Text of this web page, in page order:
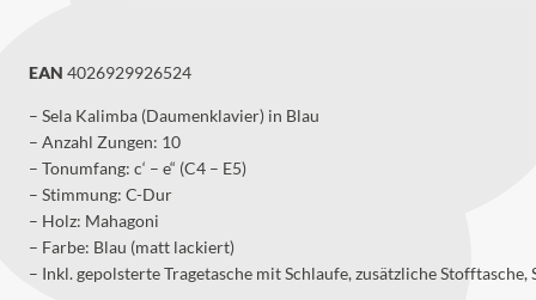
EAN 4026929926524
– Sela Kalimba (Daumenklavier) in Blau
– Anzahl Zungen: 10
– Tonumfang: c‘ – e“ (C4 – E5)
– Stimmung: C-Dur
– Holz: Mahagoni
– Farbe: Blau (matt lackiert)
– Inkl. gepolsterte Tragetasche mit Schlaufe, zusätzliche Stofftasche,